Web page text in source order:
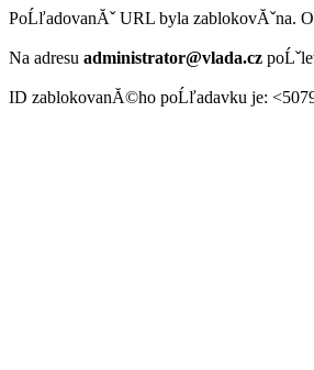
PoĹľadovanĂˇ URL byla zablokovĂˇna.
Na adresu administrator@vlada.cz
ID zablokovanĂ©ho poĹľadavku je: